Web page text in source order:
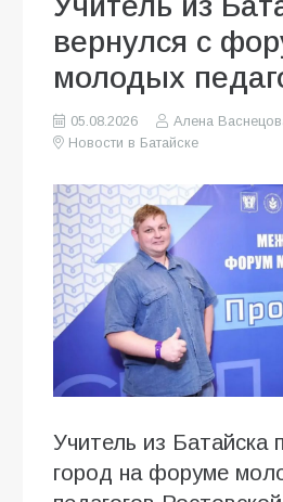
вернулся с
молодых
05.08.2026
Алена
Новости в Батайске
Учитель из Батайска
город на форуме